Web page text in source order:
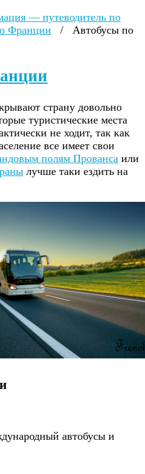
— путеводитель по
Франции /
Автобусы по
страну довольно
туристические места
не ходит, так как
все имеет свои
полям Прованса или
лучше таки ездить на
автобусы и